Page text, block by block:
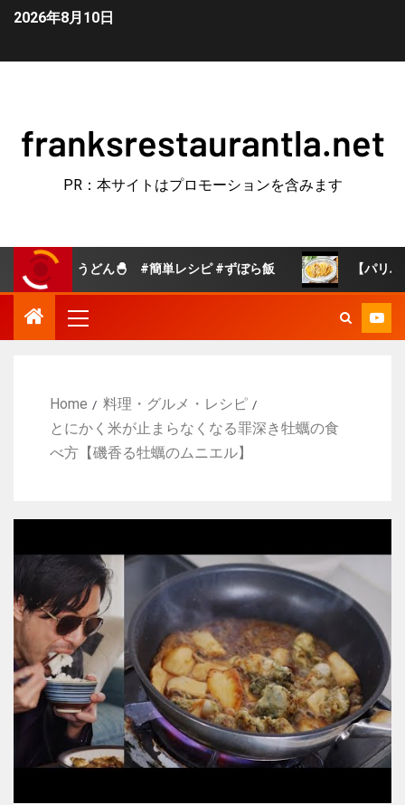
2026年8月10日
franksrestaurantla.net
PR：本サイトはプロモーションを含みます
うどん🐣 #簡単レシピ #ずぼら飯 【パリパリチーズえ
Home
料理・グルメ・レシピ
とにかく米が止まらなくなる罪深き牡蠣の食
べ方【磯香る牡蠣のムニエル】